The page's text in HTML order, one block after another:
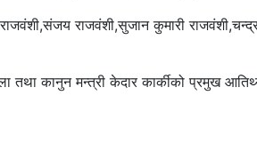
राजवंशी,सुजान कुमारी
तथा कानुन मन्त्री केदार कार्कीको प्रमुख